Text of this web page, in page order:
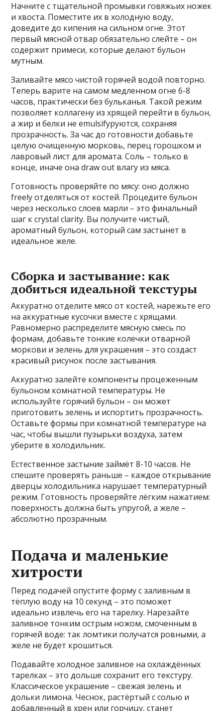
Начните с тщательной промывки говяжьих ножек
и хвоста. Поместите их в холодную воду,
доведите до кипения на сильном огне. Этот
первый мясной отвар обязательно слейте – он
содержит примеси, которые делают бульон
мутным.
Заливайте мясо чистой горячей водой повторно.
Теперь варите на самом медленном огне 6-8
часов, практически без бульканья. Такой режим
позволяет коллагену из хрящей перейти в бульон,
а жир и белки не emulsifyруются, сохраняя
прозрачность. За час до готовности добавьте
целую очищенную морковь, перец горошком и
лавровый лист для аромата. Соль – только в
конце, иначе она draw out влагу из мяса.
Готовность проверяйте по мясу: оно должно
freely отделяться от костей. Процедите бульон
через несколько слоев марли – это финальный
шаг к crystal clarity. Вы получите чистый,
ароматный бульон, который сам застынет в
идеальное желе.
Сборка и застывание: как
добиться идеальной текстуры
Аккуратно отделите мясо от костей, нарежьте его
на аккуратные кусочки вместе с хрящами.
Равномерно распределите мясную смесь по
формам, добавьте тонкие колечки отварной
моркови и зелень для украшения – это создаст
красивый рисунок после застывания.
Аккуратно залейте компоненты процеженным
бульоном комнатной температуры. Не
используйте горячий бульон – он может
приготовить зелень и испортить прозрачность.
Оставьте формы при комнатной температуре на
час, чтобы вышли пузырьки воздуха, затем
уберите в холодильник.
Естественное застыние займёт 8-10 часов. Не
спешите проверять раньше – каждое открывание
дверцы холодильника нарушает температурный
режим. Готовность проверяйте лёгким нажатием:
поверхность должна быть упругой, а желе –
абсолютно прозрачным.
Подача и маленькие
хитрости
Перед подачей опустите форму с заливным в
тёплую воду на 10 секунд – это поможет
идеально извлечь его на тарелку. Нарезайте
заливное тонким острым ножом, смоченным в
горячей воде: так ломтики получатся ровными, а
желе не будет крошиться.
Подавайте холодное заливное на охлаждённых
тарелках – это дольше сохранит его текстуру.
Классическое украшение – свежая зелень и
дольки лимона. Чеснок, растёртый с солью и
добавленный в хрен или горчицу, станет